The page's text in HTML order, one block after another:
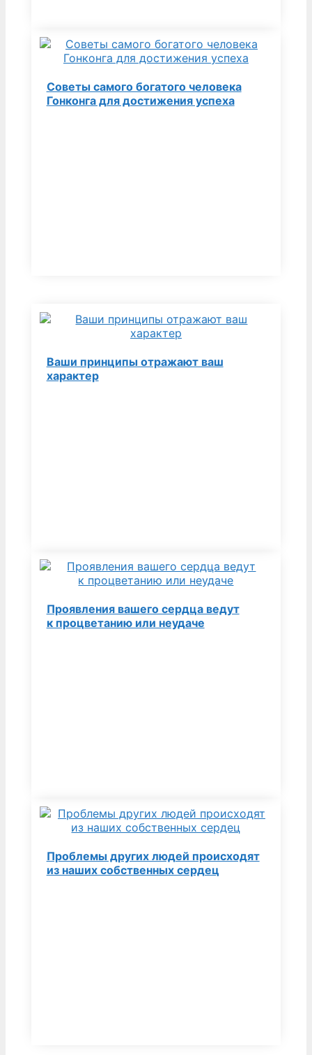
Советы самого богатого человека
Гонконга для достижения успеха
Ваши принципы отражают ваш
характер
Проявления вашего сердца ведут
к процветанию или неудаче
Проблемы других людей происходят
из наших собственных сердец